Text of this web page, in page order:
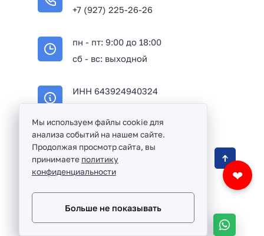
+7 (927) 225-26-26
пн - пт: 9:00 до 18:00
сб - вс: выходной
ИНН 643924940324
❤
Оптовая продажа сантехники и комплектующих
в Балаково и Саратовской области ©
Разработка сайта и дизайн:revtail.ru
Мы используем файлы cookie для
анализа событий на нашем сайте.
Продолжая просмотр сайта, вы
принимаете политику
конфиденциальности
Больше не показывать